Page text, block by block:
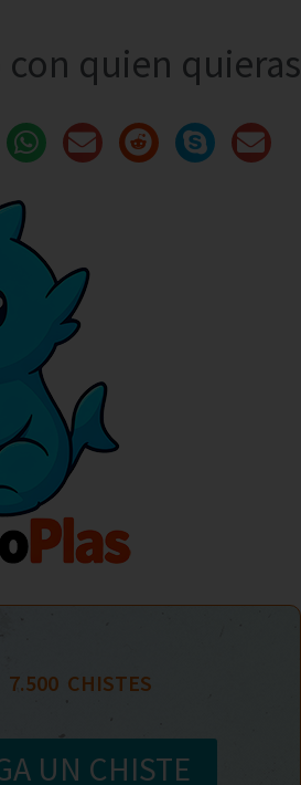
quien quieras
7.500
  CHISTES
UN CHISTE